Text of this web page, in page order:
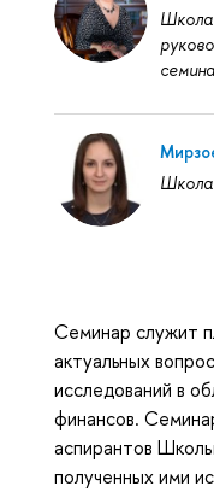
Школа
Школа
Семинар служит
актуальных
исследований в
финансов.
аспирантов
полученных ими